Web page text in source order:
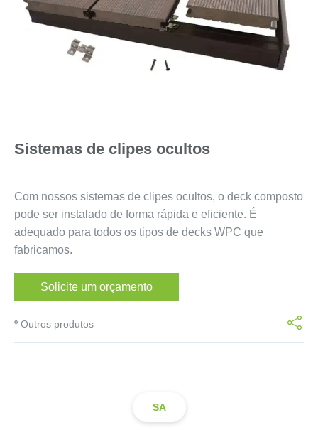
Sistemas de clipes ocultos
Com nossos sistemas de clipes ocultos, o deck composto
pode ser instalado de forma rápida e eficiente. É
adequado para todos os tipos de decks WPC que
fabricamos.
Solicite um orçamento
º Outros produtos
SA